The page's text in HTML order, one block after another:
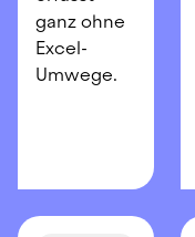
ganz ohne
Excel-
Umwege.